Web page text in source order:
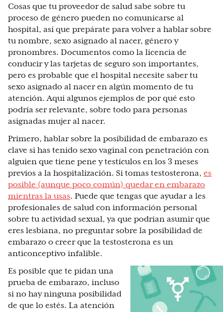
Cosas que tu proveedor de salud sabe sobre tu
proceso de género pueden no comunicarse al
hospital, así que prepárate para volver a hablar sobre
tu nombre, sexo asignado al nacer, género y
pronombres. Documentos como la licencia de
conducir y las tarjetas de seguro son importantes,
pero es probable que el hospital necesite saber tu
sexo asignado al nacer en algún momento de tu
atención. Aquí algunos ejemplos de por qué esto
podría ser relevante, sobre todo para personas
asignadas mujer al nacer.
Primero, hablar sobre la posibilidad de embarazo es
clave si has tenido sexo vaginal con penetración con
alguien que tiene pene y testículos en los 3 meses
previos a la hospitalización. Si tomas testosterona, es
posible (aunque poco común) quedar en embarazo
mientras la usas. Puede que tengas que ayudar a les
profesionales de salud con información personal
sobre tu actividad sexual, ya que podrían asumir que
eres lesbiana, no preguntar sobre la posibilidad de
embarazo o creer que la testosterona es un
anticonceptivo infalible.
Es posible que te pidan una
prueba de embarazo, incluso
si no hay ninguna posibilidad
de que lo estés. La atención